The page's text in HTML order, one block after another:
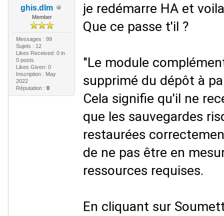
ghis.dlm
Member
Messages : 99
Sujets : 12
Likes Received: 0in
0 posts
Likes Given: 0
Inscription : May
2022
Réputation : 0
je redémarre HA et
Que ce passe t'il ?
"Le module
supprimé du dépôt à
Cela signifie qu'il ne
que les sauvegardes
restaurées
de ne pas être en
ressources requises.
En cliquant sur